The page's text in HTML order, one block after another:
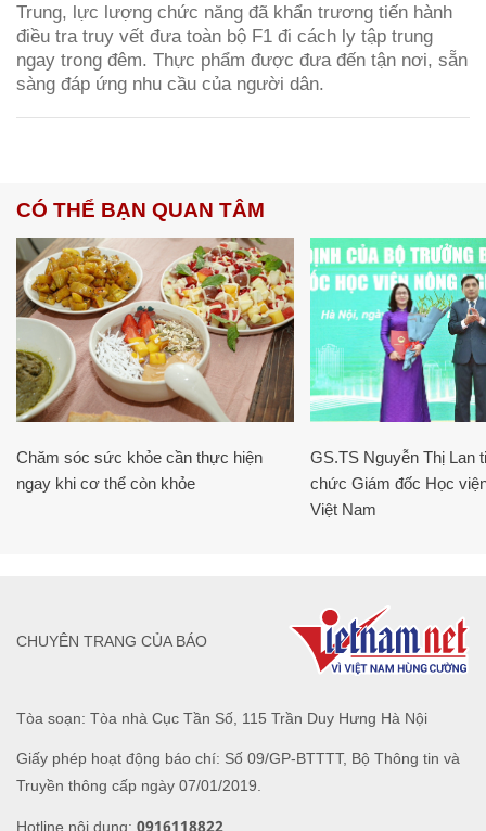
Trung, lực lượng chức năng đã khẩn trương tiến hành
điều tra truy vết đưa toàn bộ F1 đi cách ly tập trung
ngay trong đêm. Thực phẩm được đưa đến tận nơi, sẵn
sàng đáp ứng nhu cầu của người dân.
CÓ THỂ BẠN QUAN TÂM
Chăm sóc sức khỏe cần thực hiện
ngay khi cơ thể còn khỏe
GS.TS Nguyễn Thị Lan
chức Giám đốc Học
Việt Nam
Tòa soạn: Tòa nhà Cục Tần Số, 115 Trần Duy Hưng Hà Nội
Giấy phép hoạt động báo chí: Số 09/GP-BTTTT, Bộ Thông tin và
Truyền thông cấp ngày 07/01/2019.
Hotline nội dung: 0916118822
CHUYÊN TRANG CỦA BÁO